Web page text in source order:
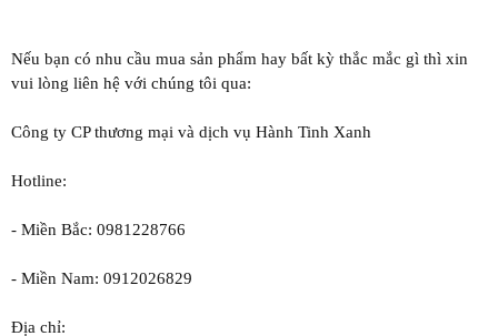
Nếu bạn có nhu cầu mua sản phẩm hay bất kỳ thắc mắc gì thì xin
vui lòng liên hệ với chúng tôi qua:
Công ty CP thương mại và dịch vụ Hành Tinh Xanh
Hotline:
- Miền Bắc: 0981228766
- Miền Nam: 0912026829
Địa chỉ: